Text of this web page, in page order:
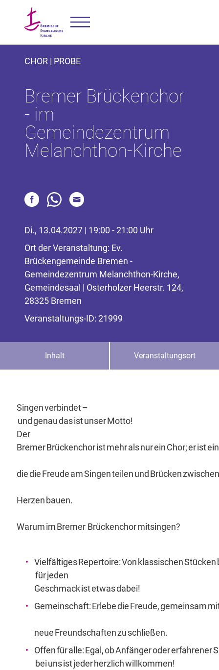
CHOR | PROBE
Bremer Brückenchor
- im
Gemeindezentrum
Melanchthon-Kirche
Di., 13.04.2027 | 19:00 - 21:00 Uhr
Ort der Veranstaltung: Ev.
Brückengemeinde Bremen -
Gemeindezentrum Melanchthon-Kirche,
Gemeindesaal | Osterholzer Heerstr. 124,
28325 Bremen
Veranstaltungs-ID: 21999
Inhalt Veranstaltungsort
Singen verbindet –
und genau das ist unser Motto!
Der
Bremer Brückenchor ist mehr als nur ein Chor; er ist
die die Freude am Singen teilen und Brücken
Herzen bauen.
Warum im Bremer Brückenchor mitsingen?
Vielfältiges Repertoire: Von klassischen Stücken
für jeden
Geschmack ist etwas dabei!
Gemeinschaft: Erlebe die Freude, gemeinsam
neue Freundschaften zu schließen.
Offen für alle: Egal, ob Anfänger oder erfahrener
bei uns ist jeder herzlich willkommen!